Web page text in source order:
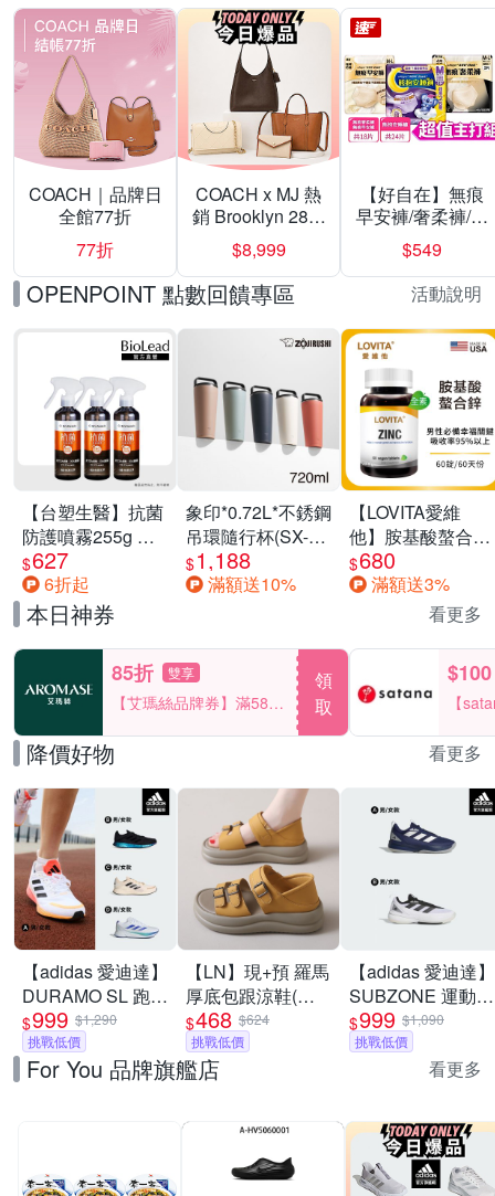
COACH｜品牌日
全館77折
77折
COACH x MJ 熱
銷 Brooklyn 28／
兩用／斜背包均
一價-多款可選
$8,999
【好自在】無痕
早安褲/奢柔褲/熊
抱安睡褲 超值組
任選一組 -生理
褲/衛生棉褲(無痕
褲18片、安睡褲
24片)
$549
OPENPOINT 點數回饋專區 活動說明
【台塑生醫】抗菌
防護噴霧255g 三
入組
$627
6折起
象印*0.72L*不銹鋼
吊環隨行杯(SX-
LA72H)
$1,188
滿額送10%
【LOVITA愛維
他】胺基酸螯合鋅
x2瓶30mg素食錠
(鋅錠)
$680
滿額送3%
本日神券 看更多
85折 雙享
【艾瑪絲品牌券】滿580
領
取
$100
【
降價好物 看更多
【adidas 愛迪達】
DURAMO SL 跑鞋
運動鞋 慢跑鞋 男
鞋/女鞋 (多款任選)
$999 $1,290
挑戰低價
【LN】現+預 羅馬
厚底包跟涼鞋(女
鞋/軟底/透氣)
$468 $624
挑戰低價
【adidas 愛迪達】
SUBZONE 運動鞋
高機能籃球鞋 男鞋
(多款任選)
$999 $1,090
挑戰低價
For You 品牌旗艦店 看更多